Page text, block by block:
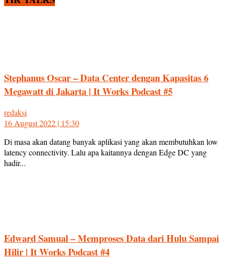
Stephanus Oscar – Data Center dengan Kapasitas 6
Megawatt di Jakarta | It Works Podcast #5
redaksi
16 August 2022 | 15:30
Di masa akan datang banyak aplikasi yang akan membutuhkan low
latency connectivity. Lalu apa kaitannya dengan Edge DC yang
hadir...
Edward Samual – Memproses Data dari Hulu Sampai
Hilir | It Works Podcast #4